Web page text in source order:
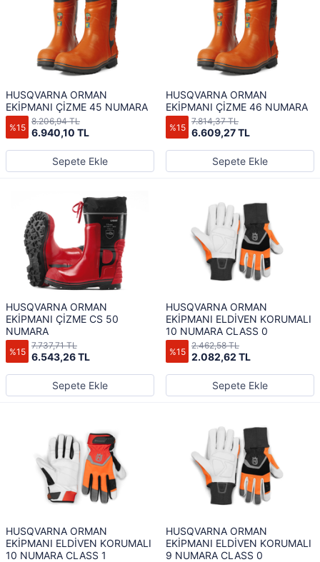
HUSQVARNA ORMAN
EKİPMANI ÇİZME 45 NUMARA
%15 6.940,10 TL
8.206,94 TL
Sepete Ekle
HUSQVARNA ORMAN
EKİPMANI ÇİZME 46 NUMARA
%15 6.609,27 TL
7.814,37 TL
Sepete Ekle
HUSQVARNA ORMAN
EKİPMANI ÇİZME CS 50
NUMARA
%15 6.543,26 TL
7.737,71 TL
Sepete Ekle
HUSQVARNA ORMAN
EKİPMANI ELDİVEN KORUMALI
10 NUMARA CLASS 0
%15 2.082,62 TL
2.462,58 TL
Sepete Ekle
HUSQVARNA ORMAN
EKİPMANI ELDİVEN KORUMALI
10 NUMARA CLASS 1
HUSQVARNA ORMAN
EKİPMANI ELDİVEN KORUMALI
9 NUMARA CLASS 0